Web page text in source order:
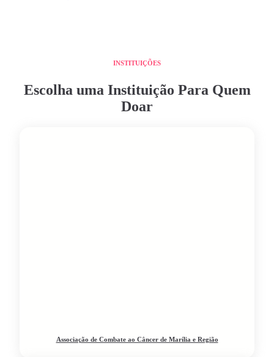
INSTITUIÇÕES
Escolha uma Instituição Para Quem
Doar
Associação de Combate ao Câncer de Marília e Região